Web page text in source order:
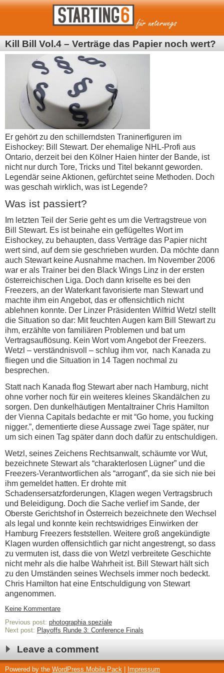
Kill Bill Vol.4 – Verträge das Papier noch wert?
Er gehört zu den schillerndsten Traninerfiguren im
Eishockey: Bill Stewart. Der ehemalige NHL-Profi aus
Ontario, derzeit bei den Kölner Haien hinter der Bande, ist
nicht nur durch Tore, Tricks und Titel bekannt geworden.
Legendär seine Aktionen, gefürchtet seine Methoden. Doch
was geschah wirklich, was ist Legende?
Was ist passiert?
Im letzten Teil der Serie geht es um die Vertragstreue von
Bill Stewart. Es ist beinahe ein geflügeltes Wort im
Eishockey, zu behaupten, dass Verträge das Papier nicht
wert sind, auf dem sie geschrieben wurden. Da möchte dann
auch Stewart keine Ausnahme machen. Im November 2006
war er als Trainer bei den Black Wings Linz in der ersten
österreichischen Liga. Doch dann kriselte es bei den
Freezers, an der Waterkant favorisierte man Stewart und
machte ihm ein Angebot, das er offensichtlich nicht
ablehnen konnte. Der Linzer Präsidenten Wilfrid Wetzl stellt
die Situation so dar: Mit feuchten Augen kam Bill Stewart zu
ihm, erzählte von familiären Problemen und bat um
Vertragsauflösung. Kein Wort vom Angebot der Freezers.
Wetzl – verständnisvoll – schlug ihm vor, nach Kanada zu
fliegen und die Situation in 14 Tagen nochmal zu
besprechen.
Statt nach Kanada flog Stewart aber nach Hamburg, nicht
ohne vorher noch für ein weiteres kleines Skandälchen zu
sorgen. Den dunkelhäutigen Mentaltrainer Chris Hamilton
der Vienna Capitals bedachte er mit “Go home, you fucking
nigger.”, dementierte diese Aussage zwei Tage später, nur
um sich einen Tag später dann doch dafür zu entschuldigen.
Wetzl, seines Zeichens Rechtsanwalt, schäumte vor Wut,
bezeichnete Stewart als “charakterlosen Lügner” und die
Freezers-Verantwortlichen als “arrogant”, da sie sich nie bei
ihm gemeldet hatten. Er drohte mit
Schadensersatzforderungen, Klagen wegen Vertragsbruch
und Beleidigung. Doch die Sache verlief im Sande, der
Oberste Gerichtshof in Österreich bezeichnete den Wechsel
als legal und konnte kein rechtswidriges Einwirken der
Hamburg Freezers feststellen. Weitere groß angekündigte
Klagen wurden offensichtlich gar nicht angestrengt, so dass
zu vermuten ist, dass die von Wetzl verbreitete Geschichte
nicht mehr als die halbe Wahrheit ist. Bill Stewart hält sich
zu den Umständen seines Wechsels immer noch bedeckt.
Chris Hamilton hat eine Entschuldigung von Stewart
angenommen.
Keine Kommentare
Previous post: photographia speziale
Next post: Playoffs Runde 3: Conference Finals
Leave a comment
Powered by the WordPress Mobile Pack Impressum